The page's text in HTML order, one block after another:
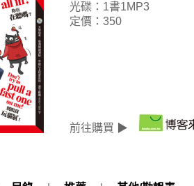
光碟：1書1MP3
定價：350
前往購買 ▶